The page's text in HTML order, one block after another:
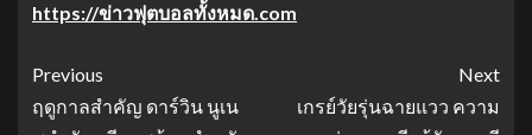
https://ข่าวฟุตบอลทั้งหมด.com
Previous
ฤดูกาลสำคัญ ดาร์วิน นูเน
Next
เกรย์วัยรุ่นฉายแวว ความ